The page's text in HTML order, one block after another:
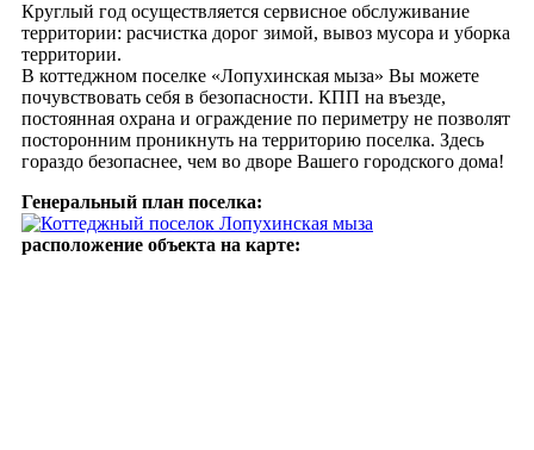
Круглый год осуществляется сервисное обслуживание
территории: расчистка дорог зимой, вывоз мусора и уборка
территории.
В коттеджном поселке «Лопухинская мыза» Вы можете
почувствовать себя в безопасности. КПП на въезде,
постоянная охрана и ограждение по периметру не позволят
посторонним проникнуть на территорию поселка. Здесь
гораздо безопаснее, чем во дворе Вашего городского дома!
Генеральный план поселка:
расположение объекта на карте: